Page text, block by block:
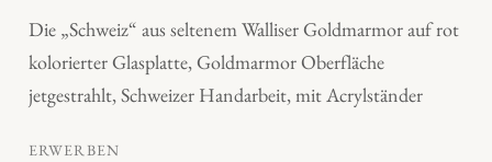
Die „Schweiz“ aus seltenem Walliser Goldmarmor auf rot
kolorierter Glasplatte, Goldmarmor Oberfläche
jetgestrahlt, Schweizer Handarbeit, mit Acrylständer
ERWERBEN